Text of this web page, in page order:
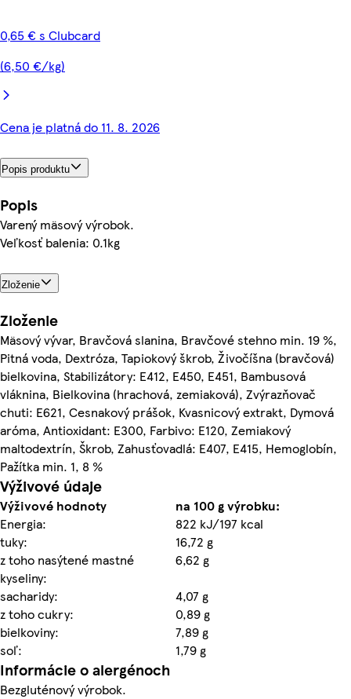
0,65 € s Clubcard
(6,50 €/kg)
Cena je platná do 11. 8. 2026
Popis produktu
Popis
Varený mäsový výrobok.
Veľkosť balenia: 0.1kg
Zloženie
Zloženie
Mäsový vývar, Bravčová slanina, Bravčové stehno min. 19 %,
Pitná voda, Dextróza, Tapiokový škrob, Živočíšna (bravčová)
bielkovina, Stabilizátory: E412, E450, E451, Bambusová
vláknina, Bielkovina (hrachová, zemiaková), Zvýrazňovač
chuti: E621, Cesnakový prášok, Kvasnicový extrakt, Dymová
aróma, Antioxidant: E300, Farbivo: E120, Zemiakový
maltodextrín, Škrob, Zahusťovadlá: E407, E415, Hemoglobín,
Pažítka min. 1, 8 %
Výživové údaje
Výživové hodnoty
na 100 g výrobku:
Energia:
822 kJ/197 kcal
tuky:
16,72 g
z toho nasýtené mastné
kyseliny:
6,62 g
sacharidy:
4,07 g
z toho cukry:
0,89 g
bielkoviny:
7,89 g
soľ:
1,79 g
Informácie o alergénoch
Bezgluténový výrobok.